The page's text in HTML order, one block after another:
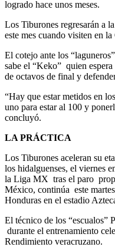
logrado hace unos meses.
Los Tiburones regresarán a
este mes cuando visiten en
El cotejo ante los
sabe el “Keko” quien
de octavos de final y
“Hay que estar metidos en
uno para estar al 100 y
concluyó.
LA PRÁCTICA
Los Tiburones aceleran su
los hidalguenses, el viernes
la Liga MX tras el paro
México, continúa este
Honduras en el estadio
El técnico de los “escualos”
durante el entrenamiento
Rendimiento veracruzano.